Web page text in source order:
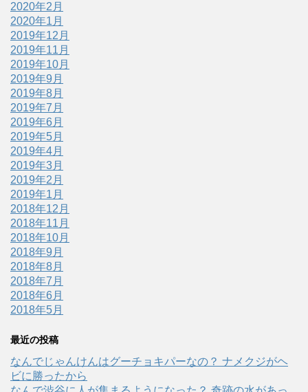
2020年2月
2020年1月
2019年12月
2019年11月
2019年10月
2019年9月
2019年8月
2019年7月
2019年6月
2019年5月
2019年4月
2019年3月
2019年2月
2019年1月
2018年12月
2018年11月
2018年10月
2018年9月
2018年8月
2018年7月
2018年6月
2018年5月
最近の投稿
なんでじゃんけんはグーチョキパーなの？ ナメクジがヘ
ビに勝ったから